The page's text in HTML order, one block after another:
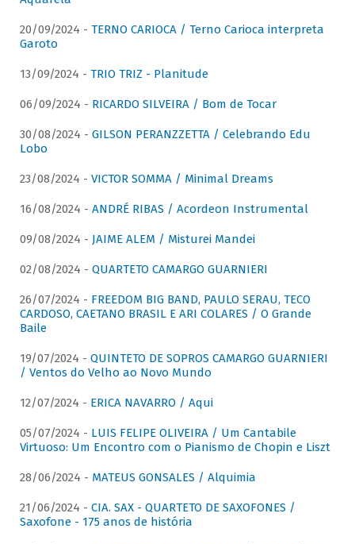
20/09/2024 - TERNO CARIOCA / Terno Carioca interpreta
Garoto
13/09/2024 - TRIO TRIZ - Planitude
06/09/2024 - RICARDO SILVEIRA / Bom de Tocar
30/08/2024 - GILSON PERANZZETTA / Celebrando Edu
Lobo
23/08/2024 - VICTOR SOMMA / Minimal Dreams
16/08/2024 - ANDRÉ RIBAS / Acordeon Instrumental
09/08/2024 - JAIME ALEM / Misturei Mandei
02/08/2024 - QUARTETO CAMARGO GUARNIERI
26/07/2024 - FREEDOM BIG BAND, PAULO SERAU, TECO
CARDOSO, CAETANO BRASIL E ARI COLARES / O Grande
Baile
19/07/2024 - QUINTETO DE SOPROS CAMARGO GUARNIERI
/ Ventos do Velho ao Novo Mundo
12/07/2024 - ERICA NAVARRO / Aqui
05/07/2024 - LUIS FELIPE OLIVEIRA / Um Cantabile
Virtuoso: Um Encontro com o Pianismo de Chopin e Liszt
28/06/2024 - MATEUS GONSALES / Alquimia
21/06/2024 - CIA. SAX - QUARTETO DE SAXOFONES /
Saxofone - 175 anos de história